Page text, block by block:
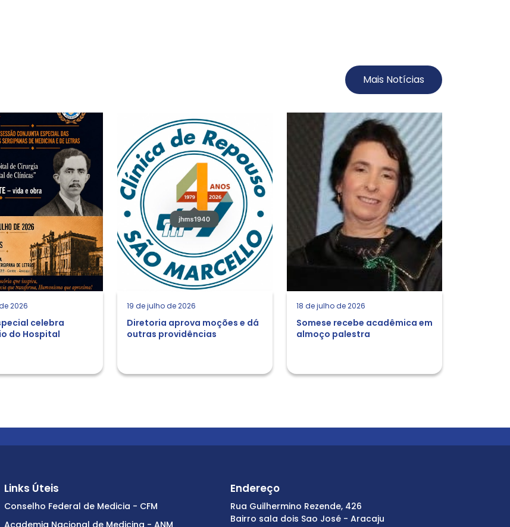
Mais Notícias
2026
celebra
do Hospital
19 de julho de 2026
Diretoria aprova moções e dá
outras providências
18 de julho de 2026
Somese recebe acadêmica em
almoço palestra
Links Úteis
Conselho Federal de Medicia - CFM
Academia Nacional de Medicina - ANM
Endereço
Rua Guilhermino Rezende, 426
Bairro sala dois Sao José - Aracaju